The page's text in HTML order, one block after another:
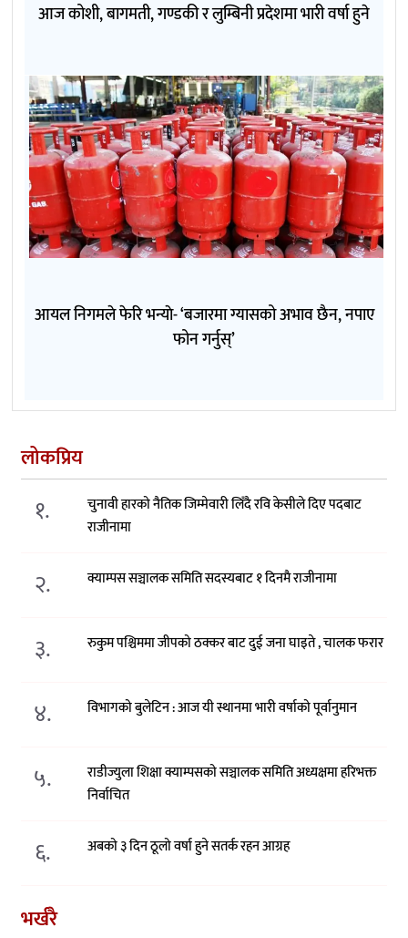
आज कोशी, बागमती, गण्डकी र लुम्बिनी प्रदेशमा भारी वर्षा हुने
आयल निगमले फेरि भन्याे- ‘बजारमा ग्यासको अभाव छैन, नपाए
फोन गर्नुस्’
लोकप्रिय
१.
चुनावी हारको नैतिक जिम्मेवारी लिँदै रवि केसीले दिए पदबाट
राजीनामा
२. क्याम्पस सञ्चालक समिति सदस्यबाट १ दिनमै राजीनामा
३. रुकुम पश्चिममा जीपको ठक्कर बाट दुई जना घाइते , चालक फरार
४. विभागको बुलेटिन : आज यी स्थानमा भारी वर्षाको पूर्वानुमान
५.
राडीज्युला शिक्षा क्याम्पसको सञ्चालक समिति अध्यक्षमा हरिभक्त
निर्वाचित
६. अबको ३ दिन ठूलो वर्षा हुने सतर्क रहन आग्रह
भर्खरै